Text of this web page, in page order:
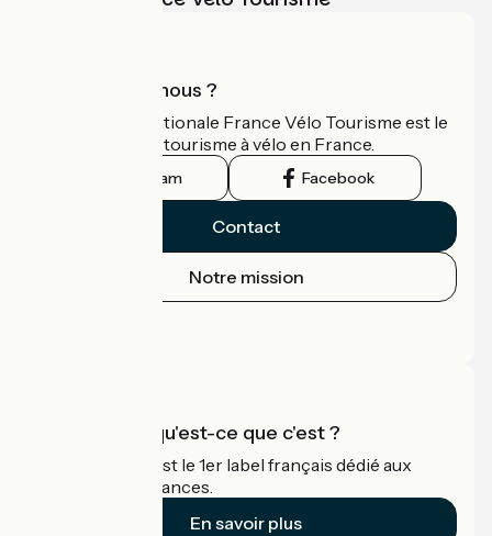
Qui sommes-nous ?
L'association nationale France Vélo Tourisme est le
guide officiel du tourisme à vélo en France.
Instagram Facebook
Contact
Notre mission
Accueil Vélo qu'est-ce que c'est ?
Accueil Vélo c'est le 1er label français dédié aux
cyclistes en vacances.
En savoir plus